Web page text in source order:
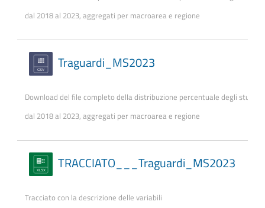
dal 2018 al 2023, aggregati per macroarea e regione
Traguardi_MS2023
Download del file completo della distribuzione percentuale degli
dal 2018 al 2023, aggregati per macroarea e regione
TRACCIATO___Traguardi_MS2023
Tracciato con la descrizione delle variabili